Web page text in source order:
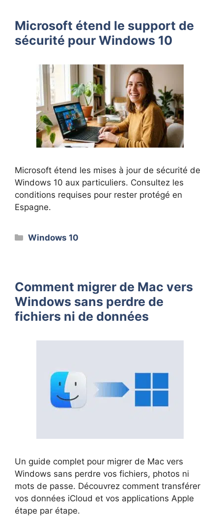
Microsoft étend le support de
sécurité pour Windows 10
Microsoft étend les mises à jour de sécurité de
Windows 10 aux particuliers. Consultez les
conditions requises pour rester protégé en
Espagne.
Catégories
Windows 10
Comment migrer de Mac vers
Windows sans perdre de
fichiers ni de données
Un guide complet pour migrer de Mac vers
Windows sans perdre vos fichiers, photos ni
mots de passe. Découvrez comment transférer
vos données iCloud et vos applications Apple
étape par étape.